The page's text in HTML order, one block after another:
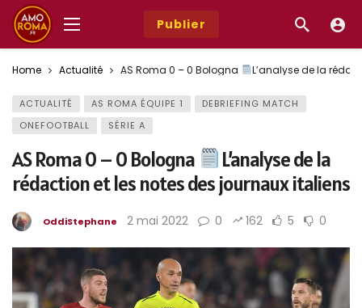
Publier
Home Actualité AS Roma 0 – 0 Bologna L’analyse de la
ACTUALITÉ AS ROMA ÉQUIPE 1
DEBRIEFING MATCH
ONEFOOTBALL
SÉRIE A
AS Roma 0 – 0 Bologna
L’analyse de la
rédaction et les notes des journaux italiens
OddiStephane 2 mai 2022 0 162 5 0